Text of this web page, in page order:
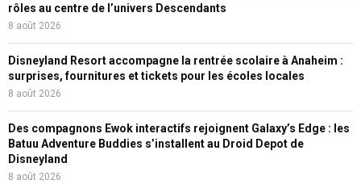
rôles au centre de l’univers Descendants
8 août 2026
Disneyland Resort accompagne la rentrée scolaire à Anaheim :
surprises, fournitures et tickets pour les écoles locales
8 août 2026
Des compagnons Ewok interactifs rejoignent Galaxy’s Edge : les
Batuu Adventure Buddies s’installent au Droid Depot de
Disneyland
8 août 2026